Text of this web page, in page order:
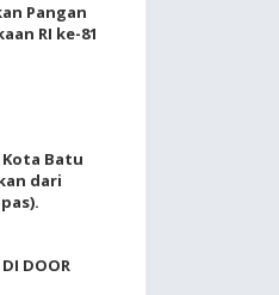
Pangan
RI ke-81
Batu
dari
DI DOOR